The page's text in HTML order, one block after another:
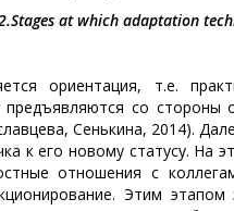
Stages at which adaptation
ориентация, т.е.
со стороны
Сенькина, 2014).
к его новому статусу. На
отношения с
Этим этапом